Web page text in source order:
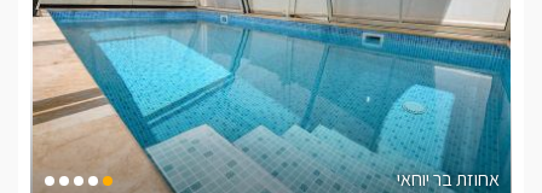
אחוזת בר יוחאי